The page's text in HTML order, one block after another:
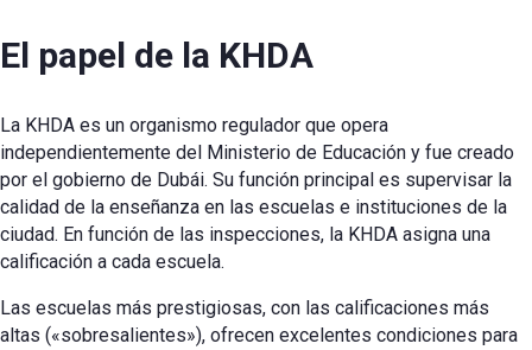
El papel de la KHDA
La KHDA es un organismo regulador que opera
independientemente del Ministerio de Educación y fue creado
por el gobierno de Dubái. Su función principal es supervisar la
calidad de la enseñanza en las escuelas e instituciones de la
ciudad. En función de las inspecciones, la KHDA asigna una
calificación a cada escuela.
Las escuelas más prestigiosas, con las calificaciones más
altas («sobresalientes»), ofrecen excelentes condiciones para